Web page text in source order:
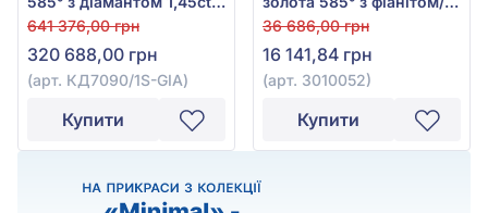
арт. КД7090/1S-GIA
641 376,00 грн
320 688,00 грн
(арт. КД7090/1S-GIA)
Купити
куб.цирконієм, арт.
3010052
36 686,00 грн
16 141,84 грн
(арт. 3010052)
Купити